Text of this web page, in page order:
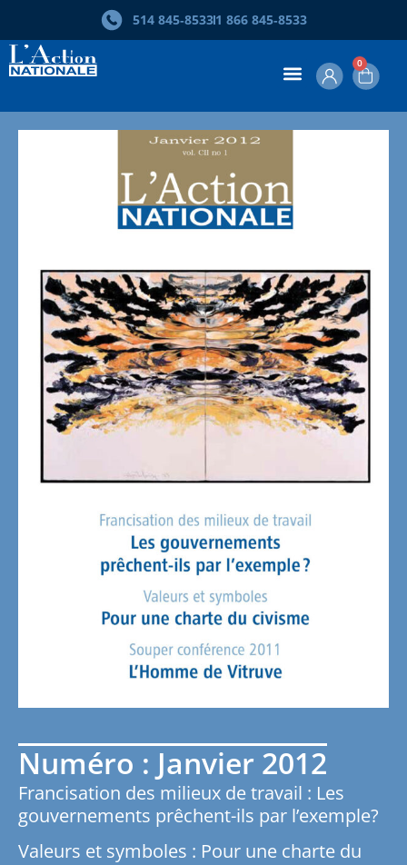
search
results
514 845‑85331 866 845‑8533
0
Numéro : Janvier 2012
Francisation des milieux de travail : Les
gouvernements prêchent-ils par l’exemple?
Valeurs et symboles : Pour une charte du